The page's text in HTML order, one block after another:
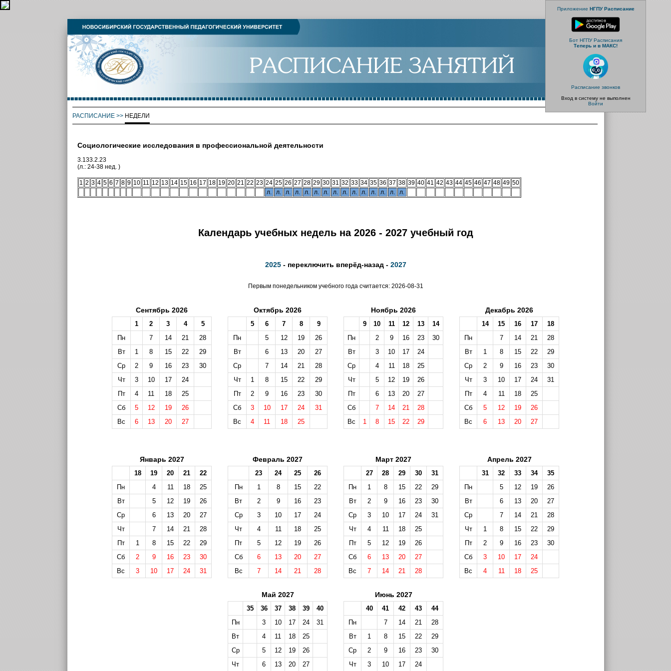
Приложение НГПУ Расписание
Бот НГПУ Расписания
Теперь и в МАКС!
Расписание звонков
Вход в систему не выполнен
Войти
РАСПИСАНИЕ>> НЕДЕЛИ
Социологические исследования в профессиональной деятельности
3.133.2.23
(л.: 24-38 нед. )
1 2 3 4 5 6 7 8 9 10 11 12 13 14 15 16 17 18 19 20 21 22 23 24 25 26 27 28 29 30 31 32 33 34 35 36 37 38 39 40 41 42 43 44 45 46 47 48 49 50
л.
л. л. л. л. л. л. л. л. л. л. л. л. л. л.
Календарь учебных недель на 2026 - 2027 учебный год
2025- переключить вперёд-назад - 2027
Первым понедельником учебного года считается: 2026-08-31
Сентябрь 2026
1 2 3 4
5
Пн
7 14 21
28
Вт
1 8 15 22
29
Ср
2 9 16 23
30
Чт
3 10 17
24
Пт
4 11 18
25
Сб
5 12 19
26
Вс
6 13 20 27
Октябрь 2026
5 6 7 8
9
Пн
5 12 19
26
Вт
6 13 20
27
Ср
7 14 21
28
Чт
1 8 15 22
29
Пт
2 9 16 23
30
Сб
3 10 17 24
31
Вс
4 11 18 25
Ноябрь 2026
9 10 11 12 13
14
Пн
2 9 16 23
30
Вт
3 10 17
24
Ср
4 11 18
25
Чт
5 12 19
26
Пт
6 13 20
27
Сб
7 14 21
28
Вс
1 8 15 22 29
Декабрь 2026
14 15 16 17
18
Пн
7 14 21
28
Вт
1 8 15 22
29
Ср
2 9 16 23
30
Чт
3 10 17 24
31
Пт
4 11 18
25
Сб
5 12 19
26
Вс
6 13 20 27
Январь 2027
18 19 20 21
22
Пн
4 11 18
25
Вт
5 12 19
26
Ср
6 13 20
27
Чт
7 14 21
28
Пт
1 8 15 22
29
Сб
2 9 16 23
30
Вс
3 10 17 24 31
Февраль 2027
23 24 25
26
Пн
1 8 15
22
Вт
2 9 16
23
Ср
3 10 17
24
Чт
4 11 18
25
Пт
5 12 19
26
Сб
6 13 20
27
Вс
7 14 21 28
Март 2027
27 28 29 30
31
Пн
1 8 15 22
29
Вт
2 9 16 23
30
Ср
3 10 17 24
31
Чт
4 11 18
25
Пт
5 12 19
26
Сб
6 13 20
27
Вс
7 14 21 28
Апрель 2027
31 32 33 34
35
Пн
5 12 19
26
Вт
6 13 20
27
Ср
7 14 21
28
Чт
1 8 15 22
29
Пт
2 9 16 23
30
Сб
3 10 17
24
Вс
4 11 18 25
Май 2027
35 36 37 38 39
40
Пн
3 10 17 24
31
Вт
4 11 18
25
Ср
5 12 19
26
Чт
6 13 20 27
Июнь 2027
40 41 42 43
44
Пн
7 14 21
28
Вт
1 8 15 22
29
Ср
2 9 16 23
30
Чт
3 10 17 24